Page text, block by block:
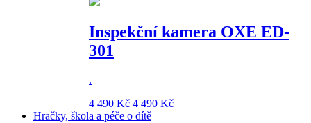
Inspekční kamera OXE ED-
301
.
4 490 Kč 4 490 Kč
Hračky, škola a péče o dítě